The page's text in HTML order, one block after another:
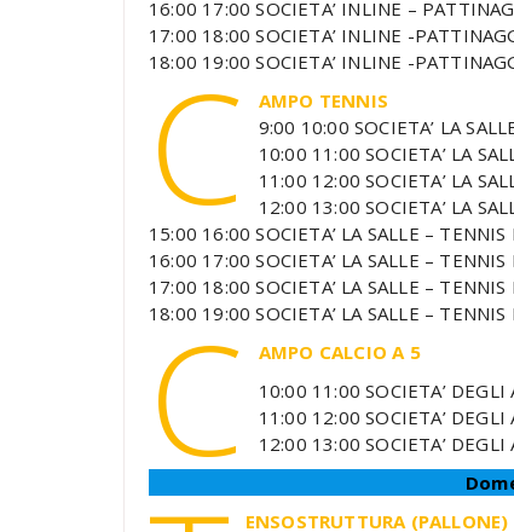
16:00 17:00 SOCIETA’ INLINE –
17:00 18:00 SOCIETA’ INLINE -
18:00 19:00 SOCIETA’ INLINE -
C
AMPO TENNIS
9:00 10:00 SOCIETA’ LA
10:00 11:00 SOCIETA’ LA
11:00 12:00 SOCIETA’ LA
12:00 13:00 SOCIETA’ LA
15:00 16:00 SOCIETA’ LA SALLE –
16:00 17:00 SOCIETA’ LA SALLE –
17:00 18:00 SOCIETA’ LA SALLE –
18:00 19:00 SOCIETA’ LA SALLE –
C
AMPO CALCIO A 5
10:00 11:00 SOCIETA’
11:00 12:00 SOCIETA’
12:00 13:00 SOCIETA’
ENSOSTRUTTURA (PALLONE)